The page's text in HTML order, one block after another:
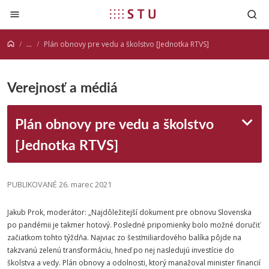
Prejsť na obsah
... Plán obnovy pre vedu a školstvo [Jednotka RTVS]
Verejnosť a médiá
Plán obnovy pre vedu a školstvo
[Jednotka RTVS]
PUBLIKOVANÉ 26. marec 2021
Jakub Prok, moderátor: „Najdôležitejší dokument pre obnovu Slovenska
po pandémii je takmer hotový. Posledné pripomienky bolo možné doručiť
začiatkom tohto týždňa. Najviac zo šesťmiliardového balíka pôjde na
takzvanú zelenú transformáciu, hneď po nej nasledujú investície do
školstva a vedy. Plán obnovy a odolnosti, ktorý manažoval minister financií